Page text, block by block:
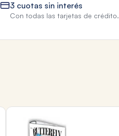
3 cuotas sin interés
Con todas las tarjetas de crédito.